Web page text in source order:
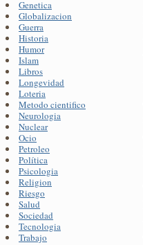
Genetica
Globalizacion
Guerra
Historia
Humor
Islam
Libros
Longevidad
Loteria
Metodo cientifico
Neurologia
Nuclear
Ocio
Petroleo
Política
Psicologia
Religion
Riesgo
Salud
Sociedad
Tecnologia
Trabajo